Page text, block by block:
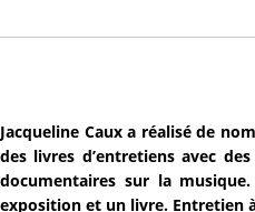
Jacqueline Caux a réalisé de
des livres d’entretiens avec
documentaires sur la
exposition et un livre. Entretien